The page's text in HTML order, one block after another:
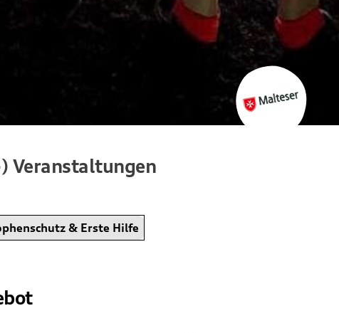
Veranstaltungen
& Erste Hilfe